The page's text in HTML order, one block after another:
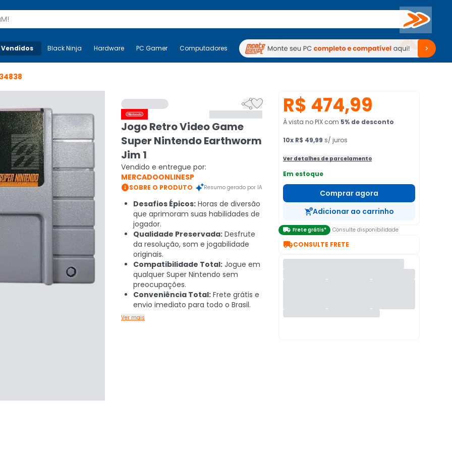
Buscar
Mais-v- Black Ninja Hardware PC Gamer Computadores Periféricos TV Venda no KaBuM!
Black Ninja Hardware PC Gamer Computadores Periféricos TV Venda no KaBuM!

Jogo Retro Video Game
Super Nintendo Earthworm
Jim 1
Vendido e entregue por:
MERCADOONLINESP
SOBRE O PRODUTO Resumo gerado por IA
Desafios Épicos: Horas de diversão
que aprimoram suas habilidades de
jogador.
Qualidade Preservada: Desfrute
da resolução, som e jogabilidade
originais.
Compatibilidade Total: Jogue em
qualquer Super Nintendo sem
preocupações.
Conveniência Total: Frete grátis e
envio imediato para todo o Brasil.
Ver mais
R$ 474,99
À vista no PIX com 5% de desconto
10x R$ 49,99 s/ juros
Ver detalhes de parcelamento
Em estoque
Comprar agora
Adicionar ao carrinho
 Frete grátis* Consulte disponibilidade
CONSULTE FRETE